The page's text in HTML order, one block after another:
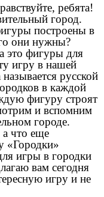
ребята!
город.
построены в
они нужны?
это фигуры для
игру в нашей
русской
в каждой
фигуру строят
и вспомним
городе.
что еще
«Городки»
игры в городки
вам сегодня
игру и не